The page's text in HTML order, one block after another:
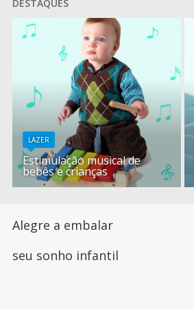
DESTAQUES
LAZER
Estimulação musical de
bebês e crianças
Alegre a embalar
seu sonho infantil